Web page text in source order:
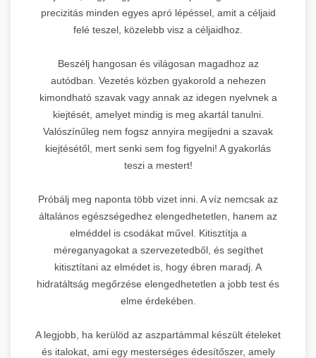
precizitás minden egyes apró lépéssel, amit a céljaid
felé teszel, közelebb visz a céljaidhoz.
Beszélj hangosan és világosan magadhoz az
autódban. Vezetés közben gyakorold a nehezen
kimondható szavak vagy annak az idegen nyelvnek a
kiejtését, amelyet mindig is meg akartál tanulni.
Valószínűleg nem fogsz annyira megijedni a szavak
kiejtésétől, mert senki sem fog figyelni! A gyakorlás
teszi a mestert!
Próbálj meg naponta több vizet inni. A víz nemcsak az
általános egészségedhez elengedhetetlen, hanem az
elméddel is csodákat művel. Kitisztítja a
méreganyagokat a szervezetedből, és segíthet
kitisztítani az elmédet is, hogy ébren maradj. A
hidratáltság megőrzése elengedhetetlen a jobb test és
elme érdekében.
A legjobb, ha kerülöd az aszpartámmal készült ételeket
és italokat, ami egy mesterséges édesítőszer, amely